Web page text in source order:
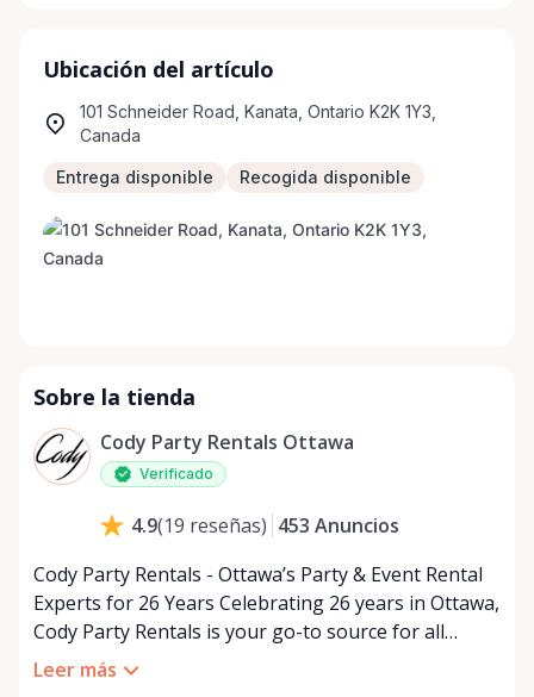
Ubicación del artículo
101 Schneider Road, Kanata, Ontario K2K 1Y3,
Canada
Entrega disponible Recogida disponible
Sobre la tienda
Cody Party Rentals Ottawa
Verificado
4.9(19 reseñas) 453 Anuncios
Cody Party Rentals - Ottawa’s Party & Event Rental
Experts for 26 Years Celebrating 26 years in Ottawa,
Cody Party Rentals is your go-to source for all
things party and event rentals. We’re proud to be a
Leer más